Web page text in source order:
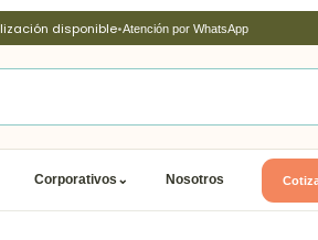
disponible•Atención por WhatsApp
Corporativos ⌄ Nosotros